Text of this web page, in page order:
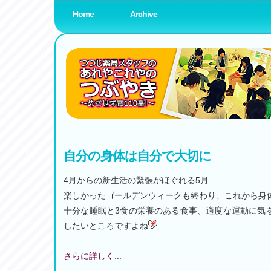
Home Archive
自分の身体は自分で大切に
4月からの新生活の緊張がほぐれる5月
楽しかったゴールデンウィークも終わり、これから
十分な睡眠と3食の栄養のある食事、適度な運動に
したいところですよね
さらに詳しく...